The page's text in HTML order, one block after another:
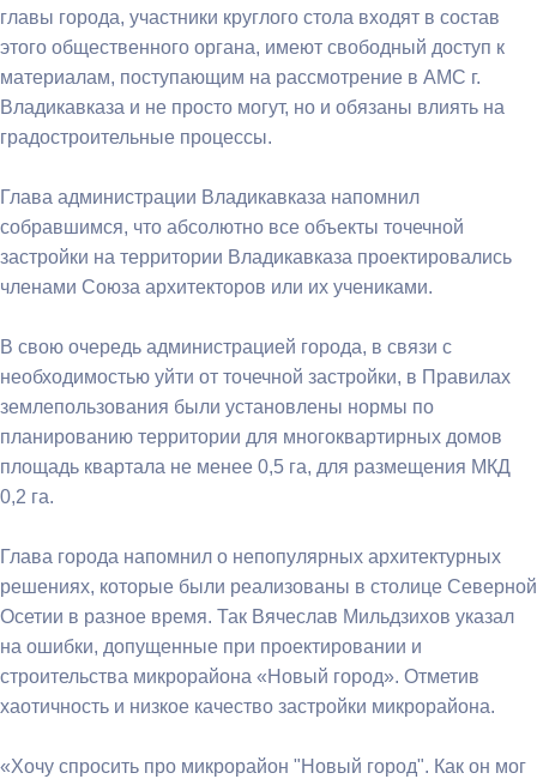
главы города, участники круглого стола входят в состав
этого общественного органа, имеют свободный доступ к
материалам, поступающим на рассмотрение в АМС г.
Владикавказа и не просто могут, но и обязаны влиять на
градостроительные процессы.
Глава администрации Владикавказа напомнил
собравшимся, что абсолютно все объекты точечной
застройки на территории Владикавказа проектировались
членами Союза архитекторов или их учениками.
В свою очередь администрацией города, в связи с
необходимостью уйти от точечной застройки, в Правилах
землепользования были установлены нормы по
планированию территории для многоквартирных домов
площадь квартала не менее 0,5 га, для размещения МКД
0,2 га.
Глава города напомнил о непопулярных архитектурных
решениях, которые были реализованы в столице Северной
Осетии в разное время. Так Вячеслав Мильдзихов указал
на ошибки, допущенные при проектировании и
строительства микрорайона «Новый город». Отметив
хаотичность и низкое качество застройки микрорайона.
«Хочу спросить про микрорайон "Новый город". Как он мог